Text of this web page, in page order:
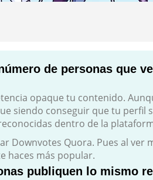
de personas que
opaque tu contenido.
siendo conseguir que tu perfil
dentro de la
Downvotes Quora. Pues al ver
haces más popular.
publiquen lo mismo